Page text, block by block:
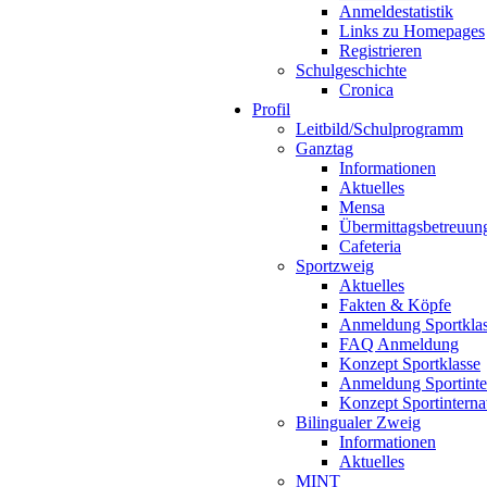
Anmeldestatistik
Links zu Homepages
Registrieren
Schulgeschichte
Cronica
Profil
Leitbild/Schulprogramm
Ganztag
Informationen
Aktuelles
Mensa
Cafeteria
Sportzweig
Aktuelles
Fakten & Köpfe
Anmeldung
FAQ Anmeldung
Konzept Sportklasse
Anmeldung
Konzept
Bilingualer Zweig
Informationen
Aktuelles
MINT